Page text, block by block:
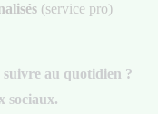
(service pro)
au quotidien ?
sociaux.